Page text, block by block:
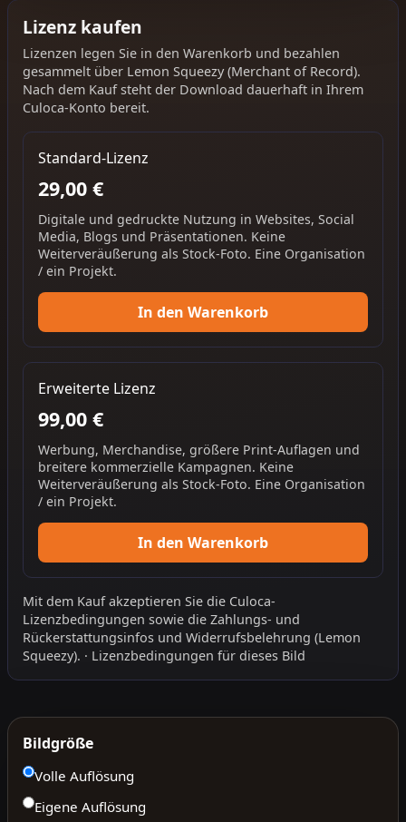
Lizenz kaufen
Lizenzen legen Sie in den Warenkorb und bezahlen
gesammelt über Lemon Squeezy (Merchant of Record).
Nach dem Kauf steht der Download dauerhaft in Ihrem
Culoca-Konto bereit.
Standard-Lizenz
29,00 €
Digitale und gedruckte Nutzung in Websites, Social
Media, Blogs und Präsentationen. Keine
Weiterveräußerung als Stock-Foto. Eine Organisation
/ ein Projekt.
In den Warenkorb
Erweiterte Lizenz
99,00 €
Werbung, Merchandise, größere Print-Auflagen und
breitere kommerzielle Kampagnen. Keine
Weiterveräußerung als Stock-Foto. Eine Organisation
/ ein Projekt.
In den Warenkorb
Mit dem Kauf akzeptieren Sie die Culoca-
Lizenzbedingungen sowie die Zahlungs- und
Rückerstattungsinfos und Widerrufsbelehrung (Lemon
Squeezy). · Lizenzbedingungen für dieses Bild
Bildgröße
Volle Auflösung
Eigene Auflösung